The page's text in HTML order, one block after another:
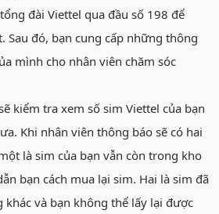
đài Viettel qua đầu số 198 để
Sau đó, bạn cung cấp những thông
mình cho nhân viên chăm sóc
kiểm tra xem số sim Viettel của bạn
Khi nhân viên thông báo sẽ có hai
là sim của bạn vẫn còn trong kho
bạn cách mua lại sim. Hai là sim đã
khác và bạn không thể lấy lại được